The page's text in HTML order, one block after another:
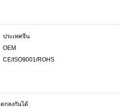
ประเทศจีน
OEM
CE/ISO9001/ROHS
ตกลงกันได้